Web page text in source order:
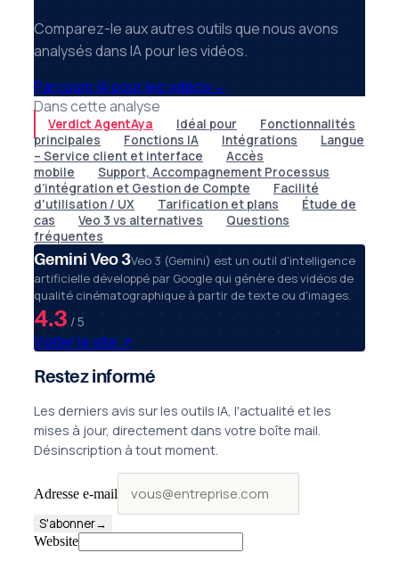
Comparez-le aux autres outils que nous avons
analysés dans IA pour les vidéos.
Parcourir IA pour les vidéos→
Dans cette analyse
Verdict AgentAya Idéal pour
Fonctionnalités
principales
Fonctions IA Intégrations
Langue
– Service client et interface
Accès
mobile
Support, Accompagnement Processus
d’intégration et Gestion de Compte
Facilité
d'utilisation / UX
Tarification et plans
Étude de
cas
Veo 3 vs alternatives
Questions
fréquentes
Gemini Veo 3Veo 3 (Gemini) est un outil d'intelligence
artificielle développé par Google qui génère des vidéos de
qualité cinématographique à partir de texte ou d'images.
4.3 / 5
Visiter le site ↗
Restez informé
Les derniers avis sur les outils IA, l'actualité et les
mises à jour, directement dans votre boîte mail.
Désinscription à tout moment.
Adresse e-mail
S'abonner→
Website